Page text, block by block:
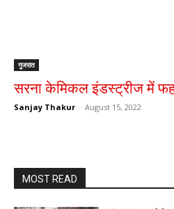
गुजरात
सरना केमिकल इंडस्ट्रीज में
Sanjay Thakur - August 15, 2022
MOST READ